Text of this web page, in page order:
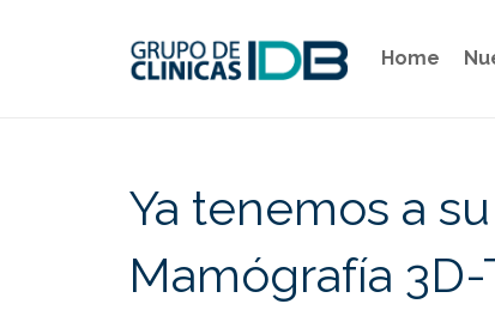
Home
Ya tenemos a
Mamógrafía